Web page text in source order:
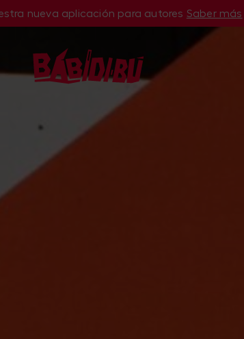
nueva aplicación para autores Saber más